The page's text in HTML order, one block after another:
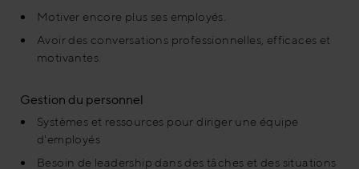
Motiver encore plus ses employés.
Avoir des conversations professionnelles, efficaces et
motivantes.
Gestion du personnel
Systèmes et ressources pour diriger une équipe
d'employés
Besoin de leadership dans des tâches et des situations